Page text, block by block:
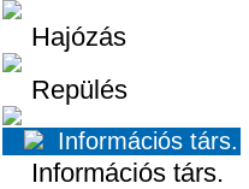
Hajózás
Repülés
Információs társ.
Információs társ.